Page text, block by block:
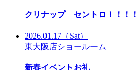
クリナップ セントロ！！！！
2026.01.17 （Sat）
東大阪店ショールーム
新春イベントお礼